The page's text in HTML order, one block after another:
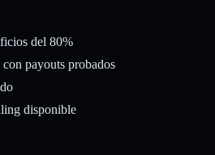
del 80%
payouts probados
disponible